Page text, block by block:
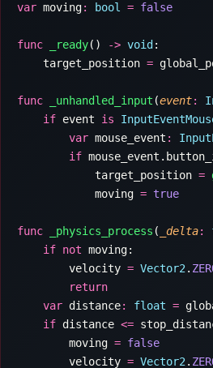
var moving: bool =
func _ready() -> void
    target_position
=
func _unhandled_input (event:
    if
event is
        var
mouse_event :
        if
            target_position
=
            moving
=
func _physics_process ( _delta:
    if
not
        velocity
= Vector2 .
    var
distance: float =
    if
distance <=
        moving
=
        velocity
= Vector2 .